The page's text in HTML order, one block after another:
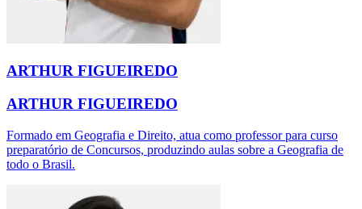
ARTHUR FIGUEIREDO
ARTHUR FIGUEIREDO
Formado em Geografia e Direito, atua como professor para curso
preparatório de Concursos, produzindo aulas sobre a Geografia de
todo o Brasil.